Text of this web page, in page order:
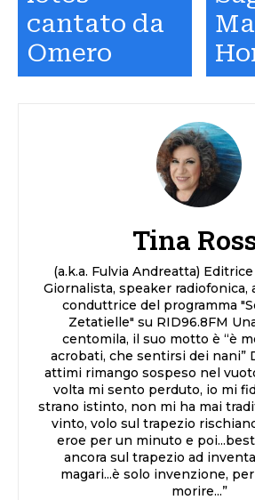
cantato da
Omero
Tina
(a.k.a. Fulvia Andreatta)
Giornalista, speaker
conduttrice del programma
Zetatielle" su RID96.8FM
centomila, il suo motto è “è
acrobati, che sentirsi dei nani”
attimi rimango sospeso nel
volta mi sento perduto, io mi
strano istinto, non mi ha mai
vinto, volo sul trapezio
eroe per un minuto e
ancora sul trapezio ad
magari...è solo invenzione,
morire...”